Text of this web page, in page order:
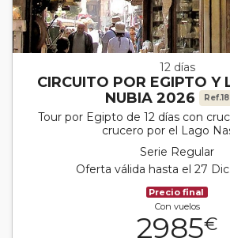
12 días
CIRCUITO POR EGIPTO Y
NUBIA 2026
Tour por Egipto de 12 días con
crucero por el Lago
Serie Regular
Oferta válida hasta el 27
Precio final
Con vuelos
2985€